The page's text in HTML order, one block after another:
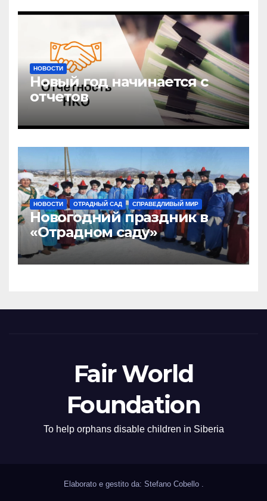
НОВОСТИ
Новый год начинается с
отчетов
НОВОСТИ ОТРАДНЫЙ САД СПРАВЕДЛИВЫЙ МИР
Новогодний праздник в
«Отрадном саду»
Fair World
Foundation
To help orphans disable children in Siberia
Elaborato e gestito da: Stefano Cobello .